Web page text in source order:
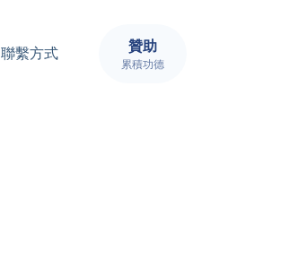
聯繫方式 贊助
累積功德